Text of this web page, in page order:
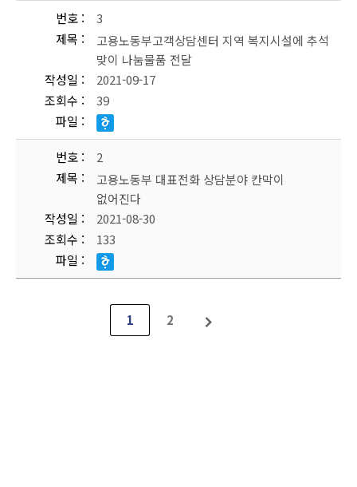
번호
3
제목
고용노동부고객상담센터 지역 복지시설에 추석
맞이 나눔물품 전달
작성일
2021-09-17
조회수
39
파일
번호
2
제목
고용노동부 대표전화 상담분야 칸막이
없어진다
작성일
2021-08-30
조회수
133
파일
1 2